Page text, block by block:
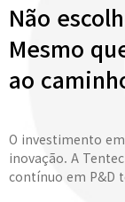
Não
Mesmo
ao
O investimento
inovação. A
contínuo em P&D